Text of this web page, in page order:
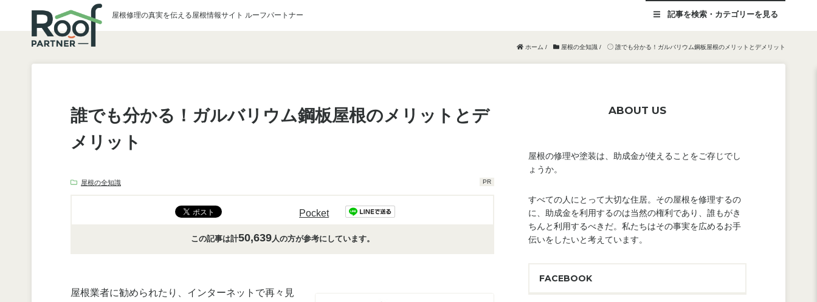
屋根修理の真実を伝える屋根情報サイト ルーフパートナー 記事を検索・カテゴリーを見る
ホーム / 屋根の全知識 / 誰でも分かる！ガルバリウム鋼板屋根のメリットとデメリット
誰でも分かる！ガルバリウム鋼板屋根のメリットとデ
メリット
PR
屋根の全知識
Pocket
この記事は計50,639人の方が参考にしています。
屋根業者に勧められたり、インターネットで再々見
ABOUT US
屋根の修理や塗装は、助成金が使えることをご存じでし
ょうか。
すべての人にとって大切な住居。その屋根を修理するの
に、助成金を利用するのは当然の権利であり、誰もがき
ちんと利用するべきだ。私たちはその事実を広めるお手
伝いをしたいと考えています。
FACEBOOK